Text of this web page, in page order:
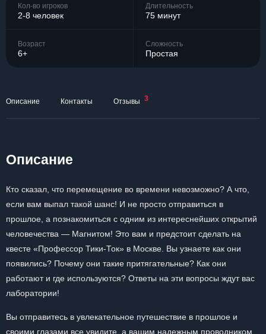
Кол-во игроков
2-8 человек
Длительность
75 минут
Возраст
6+
Сложность
Простая
Описание Контакты Отзывы 3
Описание
Кто сказал, что перемещение во времени невозможно? А что,
если вам выпал такой шанс! И не просто отправиться в
прошлое, а познакомиться с одним из интереснейших открытий
человечества — Магнитом! Это вам и предстоит сделать на
квесте «Профессор Тики-Ток» в Москве. Вы узнаете как они
появились? Почему они такие притягательные? Как они
работают и где используются? Ответы на эти вопросы ждут вас
лаборатории!
Вы отправитесь в увлекательное путешествие в прошлое и
своими глазами все увидите, а вашим надежным проводником